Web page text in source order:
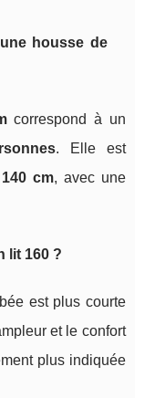
housse de
correspond à un
. Elle est
140 cm, avec une
lit 160 ?
est plus courte
et le confort
plus indiquée